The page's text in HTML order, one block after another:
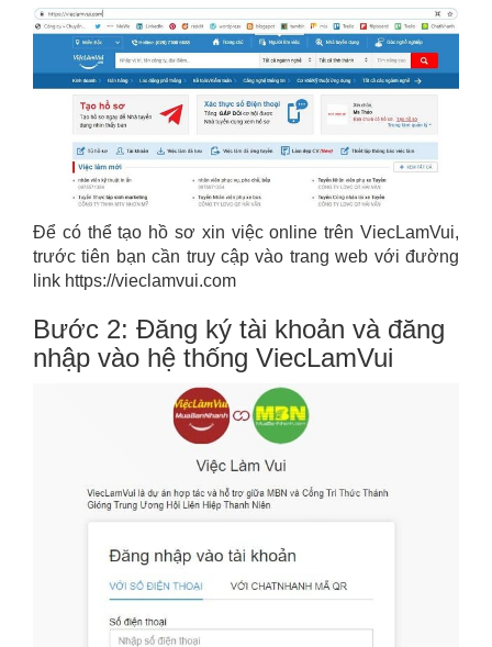
Để có thể tạo hồ sơ xin việc online trên ViecLamVui,
trước tiên bạn cần truy cập vào trang web với đường
link https://vieclamvui.com
Bước 2: Đăng ký tài khoản và đăng
nhập vào hệ thống ViecLamVui